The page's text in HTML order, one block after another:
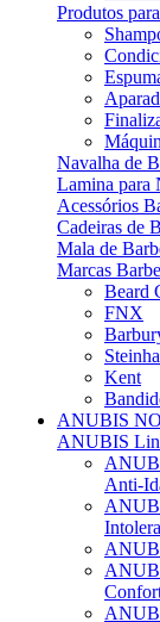
Produtos
Navalha de
Lamina para
Acessórios
Cadeiras de
Mala de
Marcas
Beard
FNX
Kent
ANUBIS
ANUBIS
Anti-